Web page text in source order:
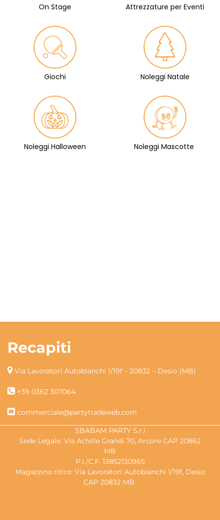
On Stage Attrezzature per Eventi
Giochi Noleggi Natale
Noleggi Halloween Noleggi Mascotte
Recapiti
Via Lavoratori Autobianchi 1/19f – 20832 – Desio (MB)
+39 0362 307064
commerciale@partytradeweb.com
SBABAM PARTY S.r.l
Sede Legale: Via Achille Grandi 70, Arcore CAP 20862
MB
P.I./C.F. 13852130965
Magazzino ritiro: Via Lavoratori Autobianchi 1/19f, Desio
CAP 20832 MB